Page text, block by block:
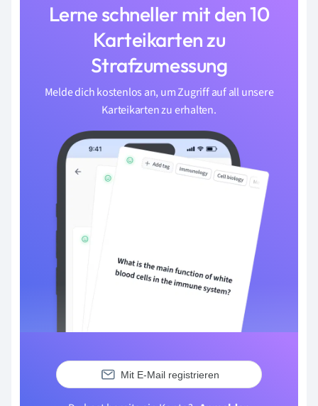
Lerne schneller mit den 10
Karteikarten zu
Strafzumessung
Melde dich kostenlos an, um Zugriff auf all unsere
Karteikarten zu erhalten.
Mit E-Mail registrieren